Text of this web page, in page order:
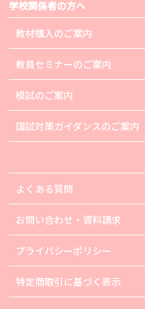
学校関係者の方へ
教材購入のご案内
教員セミナーのご案内
模試のご案内
国試対策ガイダンスのご案内
よくある質問
お問い合わせ・資料請求
プライバシーポリシー
特定商取引に基づく表示